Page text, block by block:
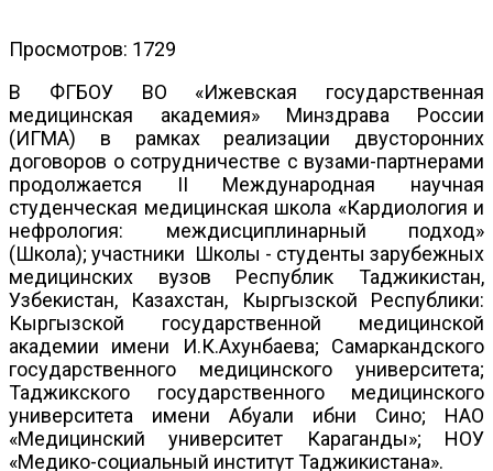
Просмотров: 1729
В ФГБОУ ВО «Ижевская государственная
медицинская академия» Минздрава России
(ИГМА) в рамках реализации двусторонних
договоров о сотрудничестве с вузами-партнерами
продолжается II Международная научная
студенческая медицинская школа «Кардиология и
нефрология: междисциплинарный подход»
(Школа); участники Школы - студенты зарубежных
медицинских вузов Республик Таджикистан,
Узбекистан, Казахстан, Кыргызской Республики:
Кыргызской государственной медицинской
академии имени И.К.Ахунбаева; Самаркандского
государственного медицинского университета;
Таджикского государственного медицинского
университета имени Абуали ибни Сино; НАО
«Медицинский университет Караганды»; НОУ
«Медико-социальный институт Таджикистана».